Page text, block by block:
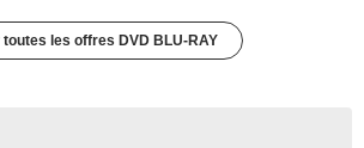
toutes les offres DVD BLU-RAY